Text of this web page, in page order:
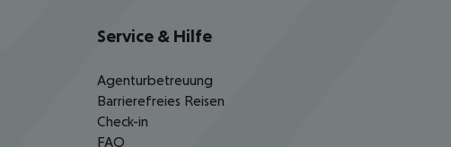
Service & Hilfe
Agenturbetreuung
Barrierefreies Reisen
Check-in
FAQ